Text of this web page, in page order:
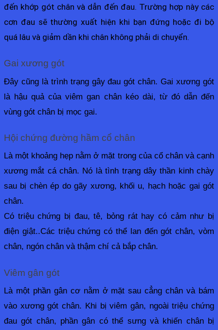
đến khớp gót chân và dẫn đến đau. Trường hợp này các
cơn đau sẽ thường xuất hiện khi bạn đứng hoặc đi bộ
quá lâu và giảm dần khi chân không phải di chuyển.
Gai xương gót
Đây cũng là trình trạng gây đau gót chân. Gai xương gót
là hậu quả của viêm gan chân kéo dài, từ đó dẫn đến
vùng gót chân bị mọc gai.
Hội chứng đường hầm cổ chân
Là một khoảng hẹp nằm ở mặt trong của cổ chân và cạnh
xương mắt cá chân. Nó là tình trạng dây thần kinh chày
sau bị chèn ép do gãy xương, khối u, hạch hoặc gai gót
chân.
Có triệu chứng bị đau, tê, bỏng rát hay có cảm như bị
điện giật..Các triệu chứng có thể lan đến gót chân, vòm
chân, ngón chân và thậm chí cả bắp chân.
Viêm gân gót
Là một phần gân cơ nằm ở mặt sau cẳng chân và bám
vào xương gót chân. Khi bị viêm gân, ngoài triệu chứng
đau gót chân, phần gân có thể sưng và khiến chân bị